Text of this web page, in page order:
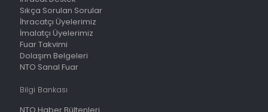
Sıkça Sorulan Sorular
İhracatçı Üyelerimiz
İmalatçı Üyelerimiz
Fuar Takvimi
Dolaşım Belgeleri
NTO Sanal Fuar
Bilgi Bankası